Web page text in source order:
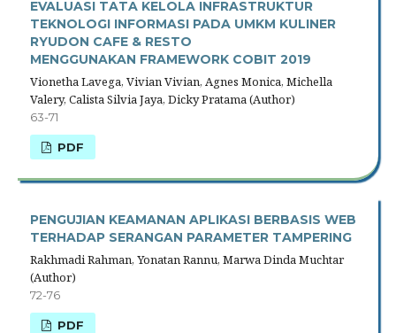
EVALUASI TATA KELOLA INFRASTRUKTUR
TEKNOLOGI INFORMASI PADA UMKM KULINER
RYUDON CAFE & RESTO
MENGGUNAKAN FRAMEWORK COBIT 2019
Vionetha Lavega, Vivian Vivian, Agnes Monica, Michella
Valery, Calista Silvia Jaya, Dicky Pratama (Author)
63-71
PDF
PENGUJIAN KEAMANAN APLIKASI BERBASIS WEB
TERHADAP SERANGAN PARAMETER TAMPERING
Rakhmadi Rahman, Yonatan Rannu, Marwa Dinda Muchtar
(Author)
72-76
PDF